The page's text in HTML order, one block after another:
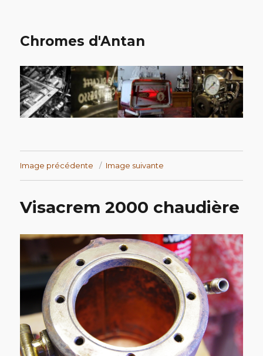
Chromes d'Antan
Image précédente Image suivante
Visacrem 2000 chaudière